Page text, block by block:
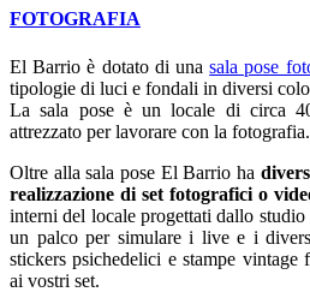
FOTOGRAFIA
El Barrio è dotato di unasala pose
tipologie di luci e fondali in diversi
La sala pose è un locale di circa
attrezzato per lavorare con la fotografia.
Oltre alla sala pose El Barrio ha
realizzazione di set fotografici o
interni del locale progettati dallo studio
un palco per simulare i live e i
stickers psichedelici e stampe vintage
ai vostri set.